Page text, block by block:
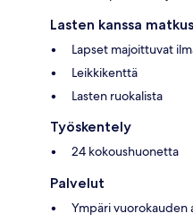
Lasten kanssa
Lapset majoittuvat
Leikkikenttä
Lasten ruokalista
Työskentely
24 kokoushuonetta
Palvelut
Ympäri vuorokauden